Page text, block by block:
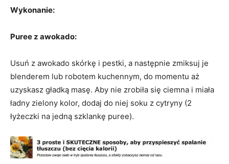
Wykonanie:
Puree z awokado:
Usuń z awokado skórkę i pestki, a następnie zmiksuj je
blenderem lub robotem kuchennym, do momentu aż
uzyskasz gładką masę. Aby nie zrobiła się ciemna i miała
ładny zielony kolor, dodaj do niej soku z cytryny (2
łyżeczki na jedną szklankę puree).